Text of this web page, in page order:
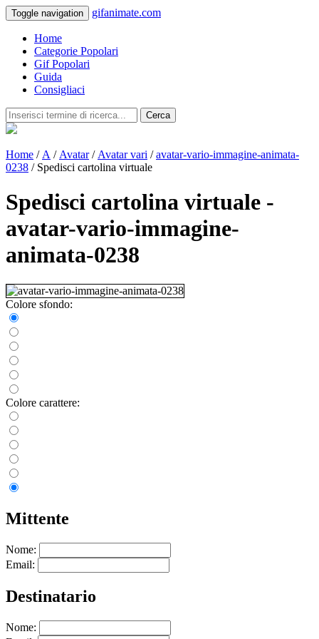
Toggle navigation gifanimate.com
Home
Categorie Popolari
Gif Popolari
Guida
Consigliaci
Cerca
Home / A / Avatar/ Avatar vari /avatar-vario-immagine-animata-
0238 / Spedisci cartolina virtuale
Spedisci cartolina virtuale -
avatar-vario-immagine-
animata-0238
Colore sfondo:
Colore carattere:
Mittente
Nome:
Email:
Destinatario
Nome: